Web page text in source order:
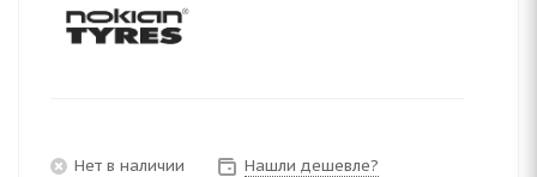
Нет в наличии Нашли дешевле?